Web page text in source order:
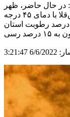
در حال حاضر، ظهر
روز دوشنبه ۱۶ خردادماه، شهرستان آق‌قلا با دمای ۴۵ درجه
رطوبت استان
درصد رسی